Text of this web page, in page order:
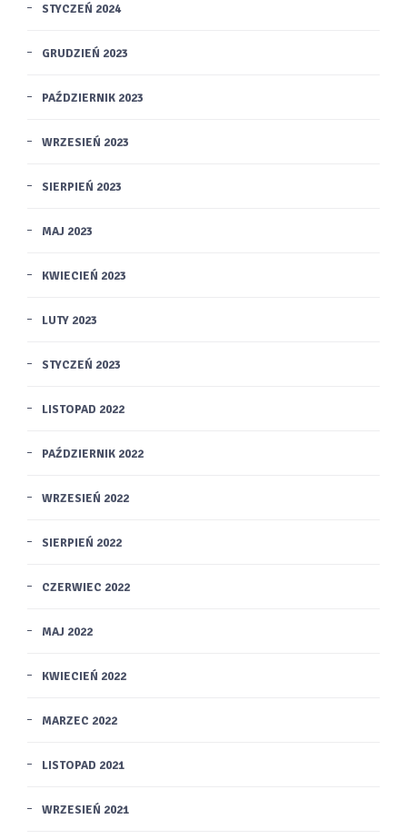
STYCZEŃ 2024
GRUDZIEŃ 2023
PAŹDZIERNIK 2023
WRZESIEŃ 2023
SIERPIEŃ 2023
MAJ 2023
KWIECIEŃ 2023
LUTY 2023
STYCZEŃ 2023
LISTOPAD 2022
PAŹDZIERNIK 2022
WRZESIEŃ 2022
SIERPIEŃ 2022
CZERWIEC 2022
MAJ 2022
KWIECIEŃ 2022
MARZEC 2022
LISTOPAD 2021
WRZESIEŃ 2021